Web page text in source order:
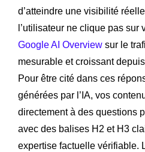
d’atteindre une visibilité
l’utilisateur ne clique pas sur
Google AI Overview sur le
mesurable et croissant
Pour être cité dans ces
générées par l’IA, vos
directement à des questions
avec des balises H2 et H3
expertise factuelle vérifiable.